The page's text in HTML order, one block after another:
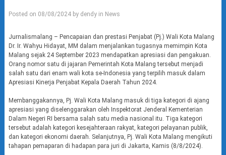
Posted on 08/08/2024by dendyin News
Jurnalismalang – Pencapaian dan prestasi Penjabat (Pj.) Wali Kota Malang
Dr. Ir. Wahyu Hidayat, MM dalam menjalankan tugasnya memimpin Kota
Malang sejak 24 September 2023 mendapatkan apresiasi dan pengakuan.
Orang nomor satu di jajaran Pemerintah Kota Malang tersebut menjadi
salah satu dari enam wali kota se-Indonesia yang terpilih masuk dalam
Apresiasi Kinerja Penjabat Kepala Daerah Tahun 2024.
Membanggakannya, Pj. Wali Kota Malang masuk di tiga kategori di ajang
apresiasi yang diselenggarakan oleh Inspektorat Jenderal Kementerian
Dalam Negeri RI bersama salah satu media nasional itu. Tiga kategori
tersebut adalah kategori kesejahteraan rakyat, kategori pelayanan publik,
dan kategori ekonomi daerah. Selanjutnya, Pj. Wali Kota Malang mengikuti
tahapan pemaparan di hadapan para juri di Jakarta, Kamis (8/8/2024).